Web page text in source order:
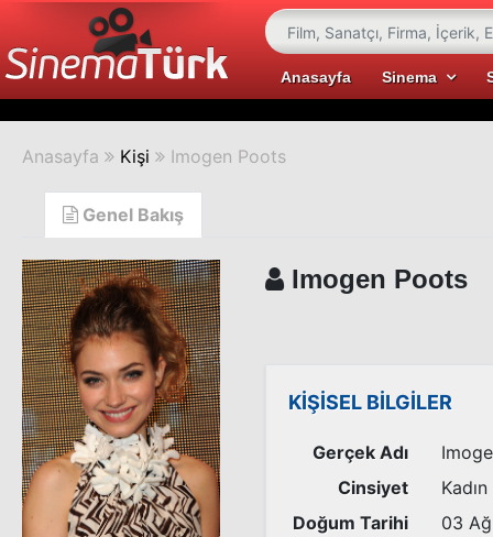
Anasayfa Sinema
Anasayfa Kişi Imogen Poots
Genel Bakış
Imogen Poots
KİŞİSEL BİLGİLER
Gerçek Adı
Cinsiyet
Kadın
Doğum Tarihi
03